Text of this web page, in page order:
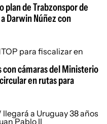
plan de Trabzonspor de
Darwin Núñez con
con cámaras del Ministerio
en rutas para